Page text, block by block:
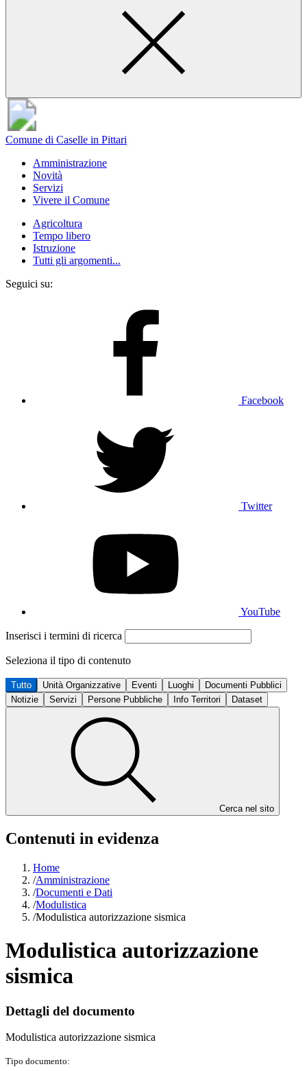
Comune di Caselle in Pittari
Amministrazione
Novità
Servizi
Vivere il Comune
Agricoltura
Tempo libero
Istruzione
Tutti gli argomenti...
Seguici su:
Facebook
Twitter
YouTube
Inserisci i termini di ricerca
Seleziona il tipo di contenuto
Tutto Unità Organizzative Eventi Luoghi
Documenti Pubblici
Notizie
Servizi Persone Pubbliche Info Territori Dataset
Cerca nel sito
Contenuti in evidenza
Home
/Amministrazione
/Documenti e Dati
/Modulistica
/Modulistica autorizzazione sismica
Modulistica autorizzazione
sismica
Dettagli del documento
Modulistica autorizzazione sismica
Tipo documento: